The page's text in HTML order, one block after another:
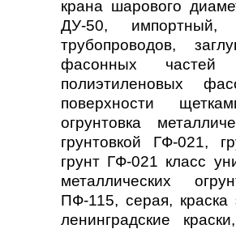
крана шарового
ДУ-50, импортный,
трубопроводов,
фасонных частей
полиэтиленовых
поверхности
огрунтовка
грунтовкой ГФ-021,
грунт ГФ-021 класс
металлических
ПФ-115, серая,
ленинградские